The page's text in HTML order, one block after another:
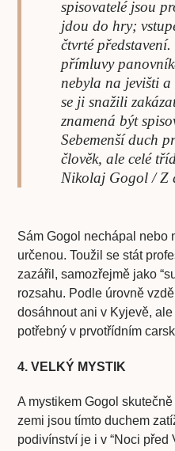
spisovatelé jsou
jdou do hry;
čtvrté představení.
přímluvy
nebyla na jevišti
se ji snažili
znamená být
Sebemenší duch
člověk, ale celé
Nikolaj Gogol / Z
Sám Gogol nechápal nebo
určenou. Toužil se stát
zazářil, samozřejmě jako
rozsahu. Podle úrovně
dosáhnout ani v Kyjevě,
potřebný v prvotřídním
4. VELKÝ MYSTIK
A mystikem Gogol
zemi jsou tímto duchem
podivínství je i v “Noci před